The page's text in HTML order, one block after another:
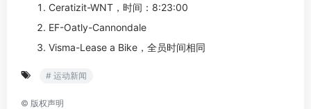
Ceratizit-WNT，时间：8:23:00
EF-Oatly-Cannondale
Visma-Lease a Bike，全员时间相同
# 运动新闻
© 版权声明